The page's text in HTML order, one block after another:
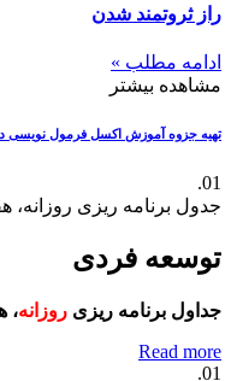
راز ثروتمند شدن
ادامه مطلب »
مشاهده بیشتر
تهیه جزوه آموزش اکسل فرمول نویسی
01.
جدول برنامه ریزی روزانه،
توسعه فردی
جداول برنامه ریزی روزانه،
Read more
01.